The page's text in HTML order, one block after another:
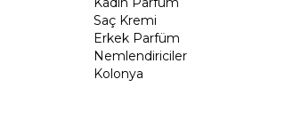
Saç Kremi
Erkek Parfüm
Nemlendiriciler
Kolonya